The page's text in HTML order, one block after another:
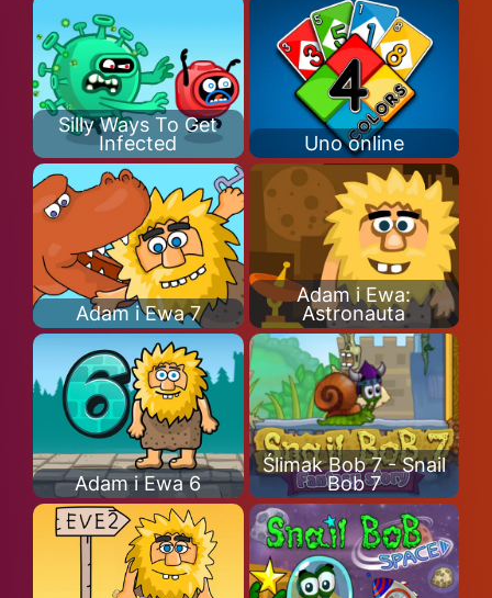
Silly Ways To Get
Infected
Uno online
Adam i Ewa 7
Adam i Ewa:
Astronauta
Adam i Ewa 6
Ślimak Bob 7 - Snail
Bob 7